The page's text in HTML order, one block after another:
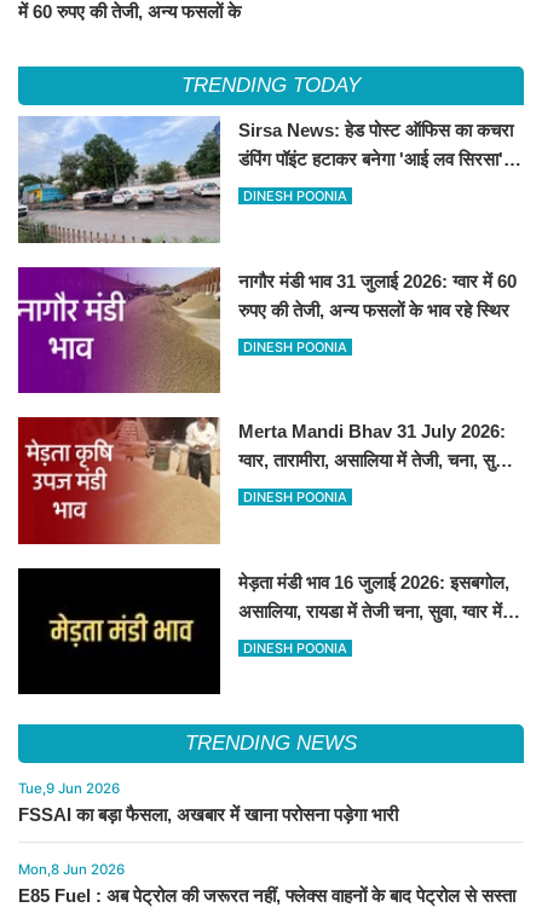
में 60 रुपए की तेजी, अन्य फसलों के
TRENDING TODAY
Sirsa News: हेड पोस्ट ऑफिस का कचरा
डंपिंग पॉइंट हटाकर बनेगा 'आई लव सिरसा'
सेल्फी पॉइंट
DINESH POONIA
नागौर मंडी भाव 31 जुलाई 2026: ग्वार में 60
रुपए की तेजी, अन्य फसलों के भाव रहे स्थिर
DINESH POONIA
Merta Mandi Bhav 31 July 2026:
ग्वार, तारामीरा, असालिया में तेजी, चना, सुवा,
रायड़ा मंदे बिके
DINESH POONIA
मेड़ता मंडी भाव 16 जुलाई 2026: इसबगोल,
असालिया, रायडा में तेजी चना, सुवा, ग्वार में
आई गिरावट
DINESH POONIA
TRENDING NEWS
Tue,9 Jun 2026
FSSAI का बड़ा फैसला, अखबार में खाना परोसना पड़ेगा भारी
Mon,8 Jun 2026
E85 Fuel : अब पेट्रोल की जरूरत नहीं, फ्लेक्स वाहनों के बाद पेट्रोल से सस्ता